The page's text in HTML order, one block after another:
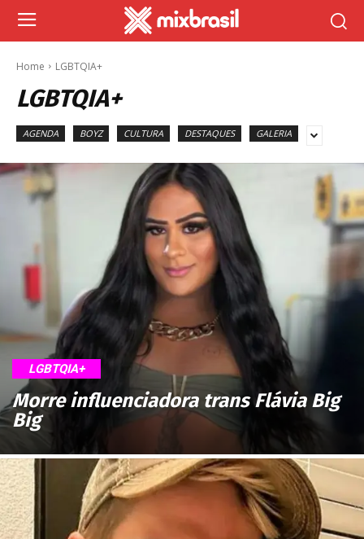
Home LGBTQIA+
LGBTQIA+
AGENDA BOYZ CULTURA DESTAQUES GALERIA
LGBTQIA+
Morre influenciadora trans Flávia Big
Big